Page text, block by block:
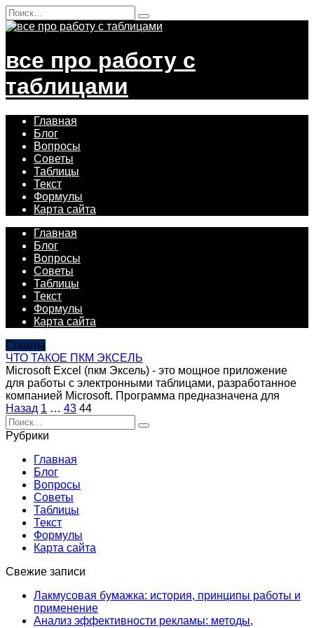
Перейти
к
содержанию
Search
for:
все про работу с
таблицами
Главная
Блог
Вопросы
Советы
Таблицы
Текст
Формулы
Карта сайта
Главная
Блог
Вопросы
Советы
Таблицы
Текст
Формулы
Карта сайта
Советы
ЧТО ТАКОЕ ПКМ ЭКСЕЛЬ
Microsoft Excel (пкм Эксель) - это мощное приложение
для работы с электронными таблицами, разработанное
компанией Microsoft. Программа предназначена для
Пагинация
записей
Назад 1 … 43 44
Search
for:
Рубрики
Главная
Блог
Вопросы
Советы
Таблицы
Текст
Формулы
Карта сайта
Свежие записи
Лакмусовая бумажка: история, принципы работы и
применение
Анализ эффективности рекламы: методы,